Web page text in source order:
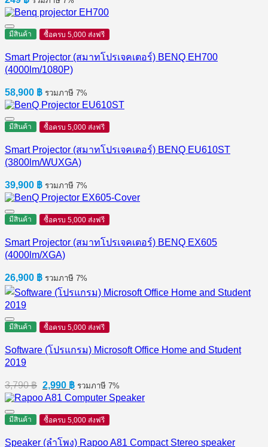
มีสินค้า ซื้อครบ 5,000 ส่งฟรี
Smart Projector (สมาทโปรเจคเตอร์) BENQ EH700
(4000lm/1080P)
58,900 ฿ รวมภาษี 7%
มีสินค้า ซื้อครบ 5,000 ส่งฟรี
Smart Projector (สมาทโปรเจคเตอร์) BENQ EU610ST
(3800lm/WUXGA)
39,900 ฿ รวมภาษี 7%
มีสินค้า ซื้อครบ 5,000 ส่งฟรี
Smart Projector (สมาทโปรเจคเตอร์) BENQ EX605
(4000lm/XGA)
26,900 ฿ รวมภาษี 7%
มีสินค้า ซื้อครบ 5,000 ส่งฟรี
Software (โปรแกรม) Microsoft Office Home and Student
2019
3,790฿ Original
price
was:
3,790 ฿.
2,990 ฿Current
price
is:
2,990 ฿.
รวมภาษี 7%
มีสินค้า ซื้อครบ 5,000 ส่งฟรี
Speaker (ลำโพง) Rapoo A81 Compact Stereo speaker